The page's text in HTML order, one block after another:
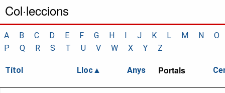
Col·leccions
A B C D E F G H I J K L M N
O
P
Q R S T U V W X Y Z
Títol Lloc Anys Portals